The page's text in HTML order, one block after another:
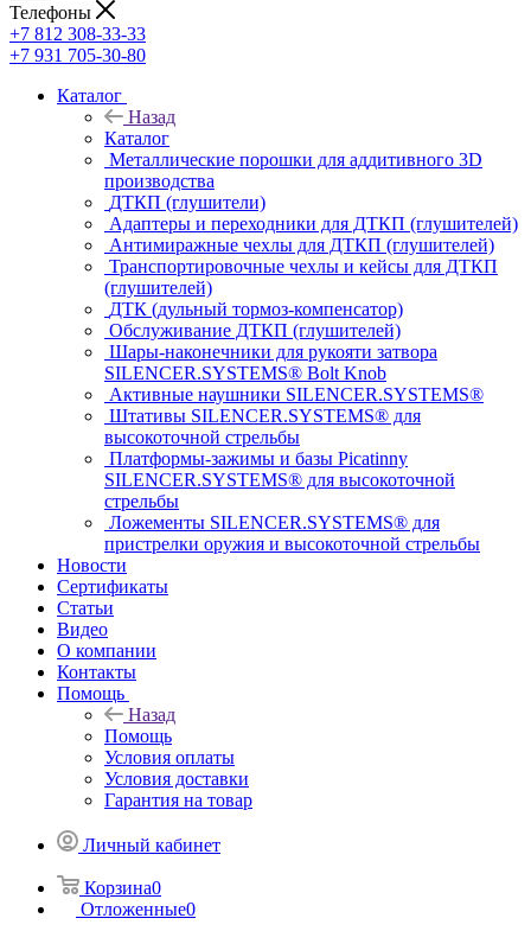
Телефоны
+7 812 308-33-33
+7 931 705-30-80
Каталог
Назад
Каталог
Металлические порошки для аддитивного 3D
производства
ДТКП (глушители)
Адаптеры и переходники для ДТКП (глушителей)
Антимиражные чехлы для ДТКП (глушителей)
Транспортировочные чехлы и кейсы для ДТКП
(глушителей)
ДТК (дульный тормоз-компенсатор)
Обслуживание ДТКП (глушителей)
Шары-наконечники для рукояти затвора
SILENCER.SYSTEMS® Bolt Knob
Активные наушники SILENCER.SYSTEMS®
Штативы SILENCER.SYSTEMS® для
высокоточной стрельбы
Платформы-зажимы и базы Picatinny
SILENCER.SYSTEMS® для высокоточной
стрельбы
Ложементы SILENCER.SYSTEMS® для
пристрелки оружия и высокоточной стрельбы
Новости
Сертификаты
Статьи
Видео
О компании
Контакты
Помощь
Назад
Помощь
Условия оплаты
Условия доставки
Гарантия на товар
Личный кабинет
Корзина0
Отложенные0